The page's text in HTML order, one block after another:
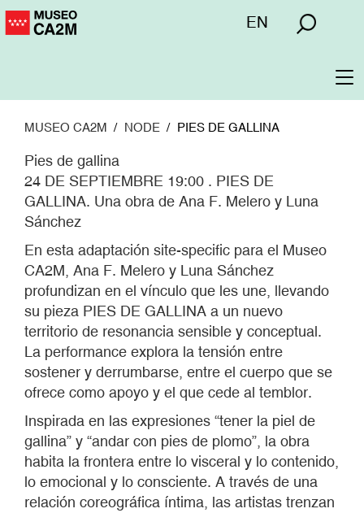
Pasar
Menú
EN
MUSEO CA2M NODE PIES DE GALLINA
Pies de gallina
24 DE SEPTIEMBRE 19:00 . PIES DE
GALLINA. Una obra de Ana F. Melero y Luna
Sánchez
En esta adaptación site-specific para el Museo
CA2M, Ana F. Melero y Luna Sánchez
profundizan en el vínculo que les une, llevando
su pieza PIES DE GALLINA a un nuevo
territorio de resonancia sensible y conceptual.
La performance explora la tensión entre
sostener y derrumbarse, entre el cuerpo que se
ofrece como apoyo y el que cede al temblor.
Inspirada en las expresiones “tener la piel de
gallina” y “andar con pies de plomo”, la obra
habita la frontera entre lo visceral y lo contenido,
lo emocional y lo consciente. A través de una
relación coreográfica íntima, las artistas trenzan